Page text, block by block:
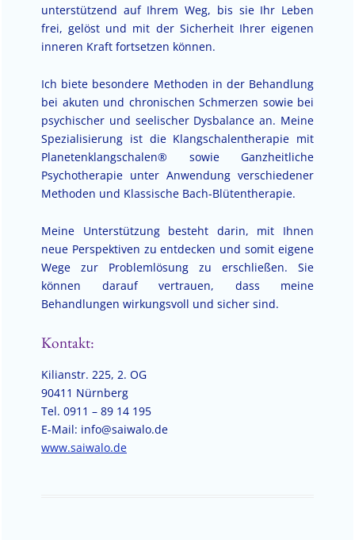
unter­stützend auf Ihrem Weg, bis sie Ihr Leben
frei, gelöst und mit der Sicherheit Ihrer eigenen
inneren Kraft fortsetzen können.
Ich biete besondere Methoden in der Behandlung
bei akuten und chronischen Schmerzen sowie bei
psychischer und seelischer Dysbalance an. Meine
Spezialisierung ist die Klangschalentherapie mit
Planetenklangschalen® sowie Ganzheitliche
Psychotherapie unter Anwendung verschiedener
Methoden und Klassische Bach-Blütentherapie.
Meine Unterstützung besteht darin, mit Ihnen
neue Perspektiven zu entdecken und somit eigene
Wege zur Problemlösung zu erschließen. Sie
können darauf vertrauen, dass meine
Behandlungen wirkungsvoll und sicher sind.
Kontakt:
Kilianstr. 225, 2. OG
90411 Nürnberg
Tel. 0911 – 89 14 195
E-Mail: info@saiwalo.de
www.saiwalo.de